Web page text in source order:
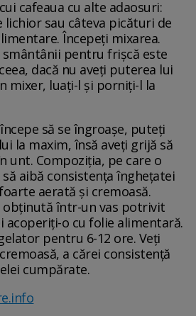
cafeaua cu alte adaosuri:
lichior sau câteva picături de
Începeți mixarea.
smântânii pentru frișcă este
dacă nu aveți puterea lui
mixer, luați-l și porniți-l la
să se îngroașe, puteți
la maxim, însă aveți grijă să
unt. Compoziția, pe care o
aibă consistența înghețatei
aerată și cremoasă.
obținută într-un vas potrivit
acoperiți-o cu folie alimentară.
pentru 6-12 ore. Veți
a cărei consistență
cumpărate.